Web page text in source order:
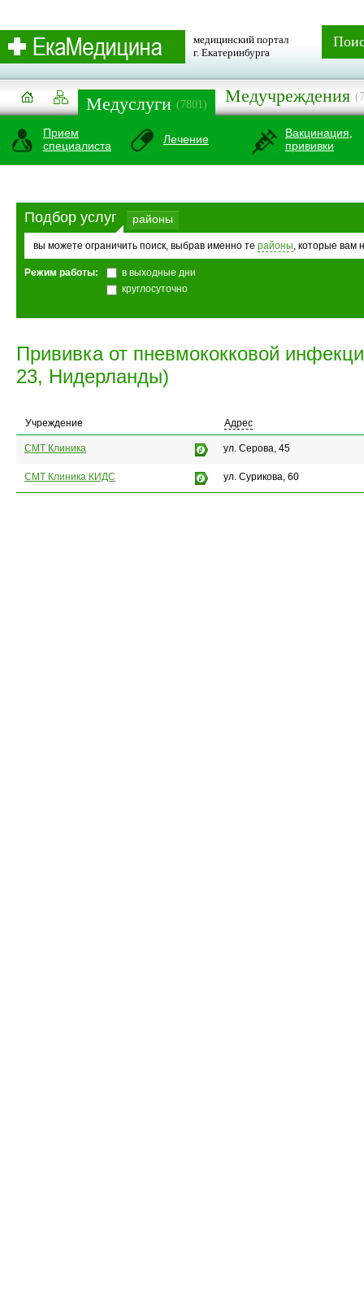
медицинский портал
г. Екатеринбурга
Медуслуги (7801) Медучреждения
Прием
специалиста
Лечение
Вакцинация,
прививки
Подбор услуг районы
вы можете ограничить поиск, выбрав именно те районы, которые вам
Режим работы:
в выходные дни
круглосуточно
Прививка от пневмококковой
23, Нидерланды)
Учреждение Адрес
СМТ Клиника ул. Серова, 45
СМТ Клиника КИДС ул. Сурикова, 60